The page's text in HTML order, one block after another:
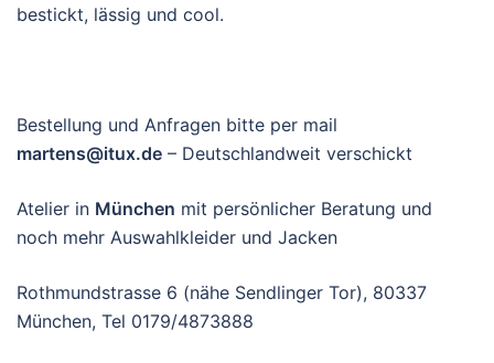
bestickt, lässig und cool.
Bestellung und Anfragen bitte per mail
martens@itux.de – Deutschlandweit verschickt
Atelier in München mit persönlicher Beratung und
noch mehr Auswahlkleider und Jacken
Rothmundstrasse 6 (nähe Sendlinger Tor), 80337
München, Tel 0179/4873888